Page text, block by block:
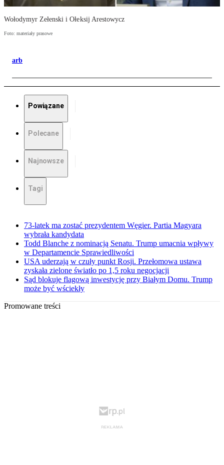
Wołodymyr Zełenski i Ołeksij Arestowycz
Foto: materiały prasowe
arb
Powiązane
Polecane
Najnowsze
Tagi
73-latek ma zostać prezydentem Węgier. Partia Magyara
wybrała kandydata
Todd Blanche z nominacją Senatu. Trump umacnia wpływy
w Departamencie Sprawiedliwości
USA uderzają w czuły punkt Rosji. Przełomowa ustawa
zyskała zielone światło po 1,5 roku negocjacji
Sąd blokuje flagową inwestycję przy Białym Domu. Trump
może być wściekły
Promowane treści